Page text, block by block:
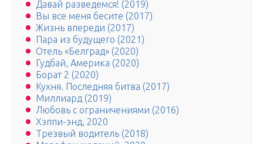
Давай разведемся! (2019)
Вы все меня бесите (2017)
Жизнь впереди (2017)
Пара из будущего (2021)
Отель «Белград» (2020)
Гудбай, Америка (2020)
Борат 2 (2020)
Кухня. Последняя битва (2017)
Миллиард (2019)
Любовь с ограничениями (2016)
Хэппи-энд, 2020
Трезвый водитель (2018)